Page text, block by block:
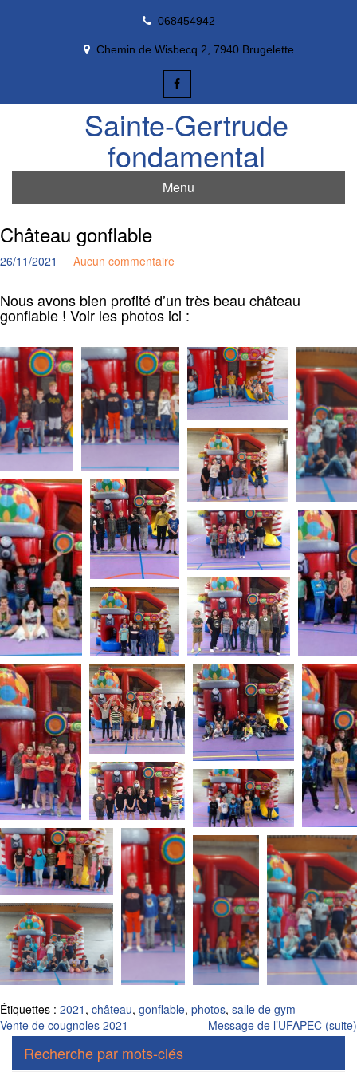
068454942
Chemin de Wisbecq 2, 7940 Brugelette
Sainte-Gertrude
fondamental
Menu
Château gonflable
26/11/2021 Aucun commentaire
Nous avons bien profité d’un très beau château
gonflable ! Voir les photos ici :
Étiquettes : 2021 , château, gonflable, photos, salle de gym
Navigation
de
Vente de cougnoles 2021 Message de l’UFAPEC (suite)
Recherche par mots-clés